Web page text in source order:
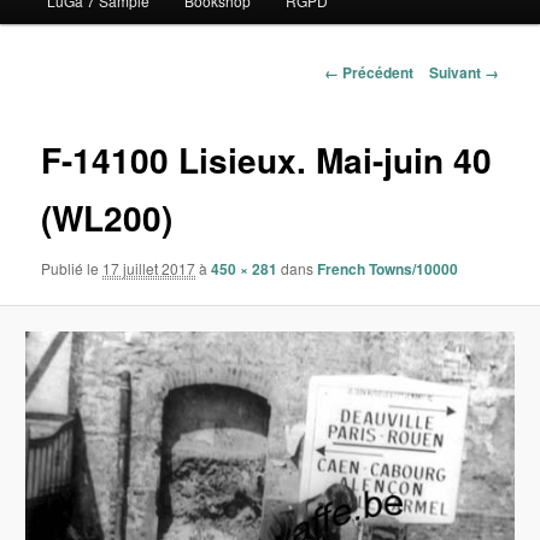
contenu
Navigation
← Précédent Suivant →
F-14100 Lisieux. Mai-juin 40
(WL200)
Publié le 17 juillet 2017à450 × 281 dans French Towns/10000